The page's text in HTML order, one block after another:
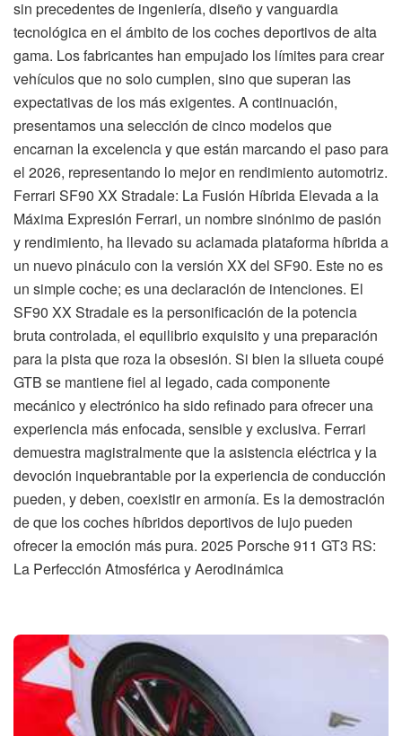
sin precedentes de ingeniería, diseño y vanguardia
tecnológica en el ámbito de los coches deportivos de alta
gama. Los fabricantes han empujado los límites para crear
vehículos que no solo cumplen, sino que superan las
expectativas de los más exigentes. A continuación,
presentamos una selección de cinco modelos que
encarnan la excelencia y que están marcando el paso para
el 2026, representando lo mejor en rendimiento automotriz.
Ferrari SF90 XX Stradale: La Fusión Híbrida Elevada a la
Máxima Expresión Ferrari, un nombre sinónimo de pasión
y rendimiento, ha llevado su aclamada plataforma híbrida a
un nuevo pináculo con la versión XX del SF90. Este no es
un simple coche; es una declaración de intenciones. El
SF90 XX Stradale es la personificación de la potencia
bruta controlada, el equilibrio exquisito y una preparación
para la pista que roza la obsesión. Si bien la silueta coupé
GTB se mantiene fiel al legado, cada componente
mecánico y electrónico ha sido refinado para ofrecer una
experiencia más enfocada, sensible y exclusiva. Ferrari
demuestra magistralmente que la asistencia eléctrica y la
devoción inquebrantable por la experiencia de conducción
pueden, y deben, coexistir en armonía. Es la demostración
de que los coches híbridos deportivos de lujo pueden
ofrecer la emoción más pura. 2025 Porsche 911 GT3 RS:
La Perfección Atmosférica y Aerodinámica